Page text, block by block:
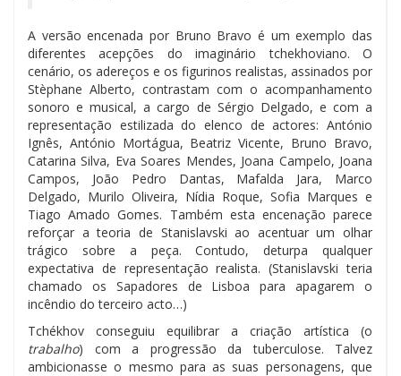
A versão encenada por Bruno Bravo é um exemplo das
diferentes acepções do imaginário tchekhoviano. O
cenário, os adereços e os figurinos realistas, assinados por
Stèphane Alberto, contrastam com o acompanhamento
sonoro e musical, a cargo de Sérgio Delgado, e com a
representação estilizada do elenco de actores: António
Ignês, António Mortágua, Beatriz Vicente, Bruno Bravo,
Catarina Silva, Eva Soares Mendes, Joana Campelo, Joana
Campos, João Pedro Dantas, Mafalda Jara, Marco
Delgado, Murilo Oliveira, Nídia Roque, Sofia Marques e
Tiago Amado Gomes. Também esta encenação parece
reforçar a teoria de Stanislavski ao acentuar um olhar
trágico sobre a peça. Contudo, deturpa qualquer
expectativa de representação realista. (Stanislavski teria
chamado os Sapadores de Lisboa para apagarem o
incêndio do terceiro acto…)
Tchékhov conseguiu equilibrar a criação artística (o
trabalho) com a progressão da tuberculose. Talvez
ambicionasse o mesmo para as suas personagens, que